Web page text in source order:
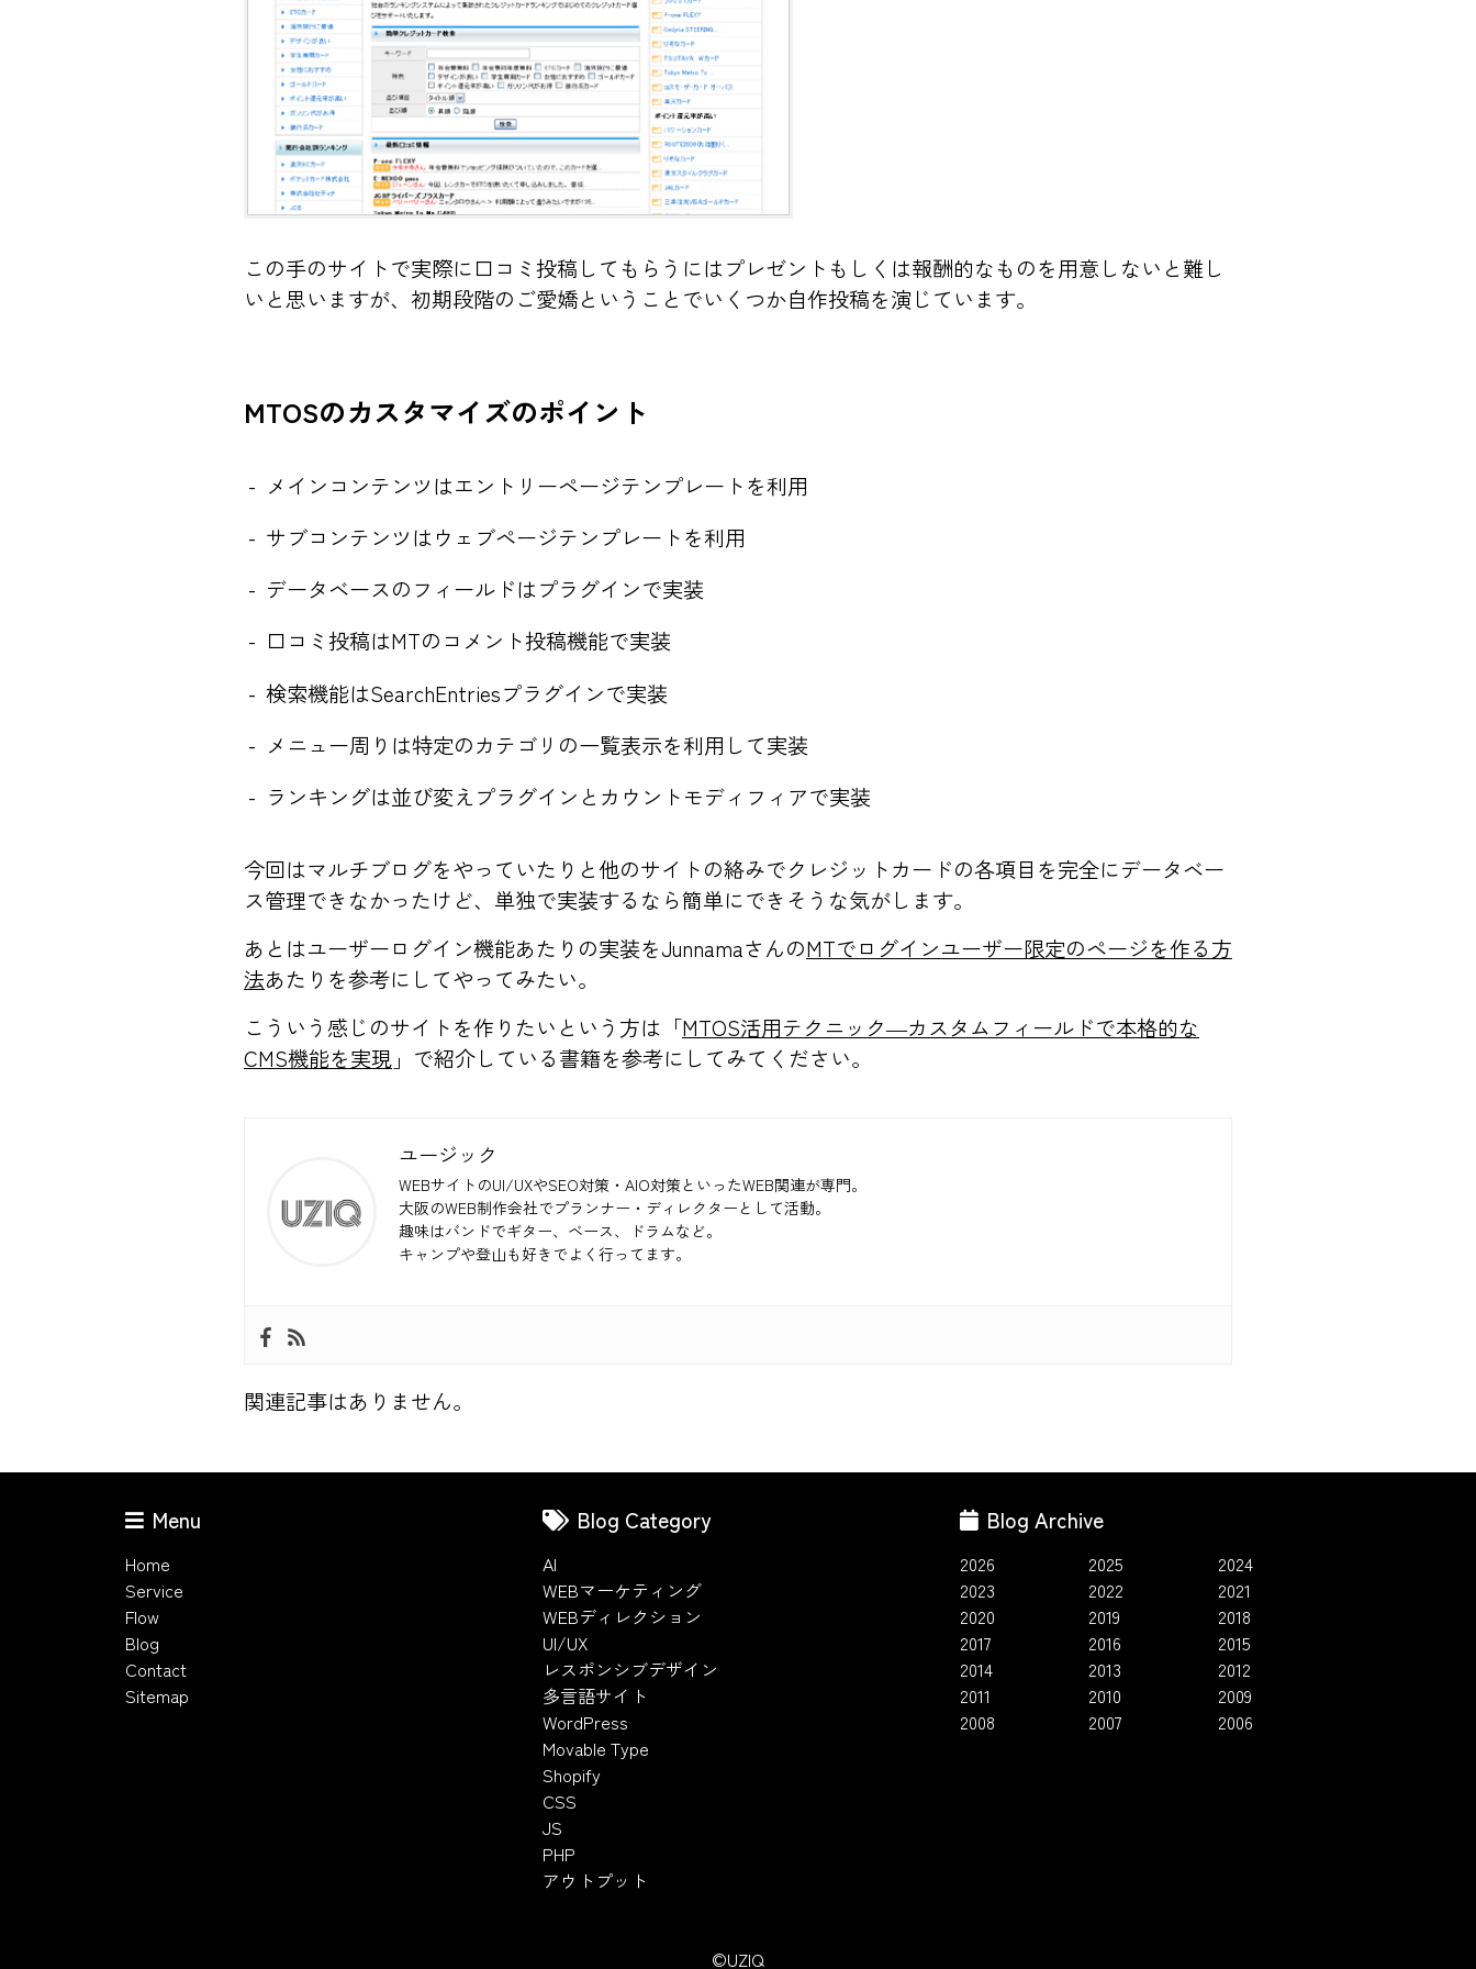
この手のサイトで実際に口コミ投稿してもらうにはプレゼントもしくは報酬的なものを用意しないと難し
いと思いますが、初期段階のご愛嬌ということでいくつか自作投稿を演じています。
MTOSのカスタマイズのポイント
メインコンテンツはエントリーページテンプレートを利用
サブコンテンツはウェブページテンプレートを利用
データベースのフィールドはプラグインで実装
口コミ投稿はMTのコメント投稿機能で実装
検索機能はSearchEntriesプラグインで実装
メニュー周りは特定のカテゴリの一覧表示を利用して実装
ランキングは並び変えプラグインとカウントモディフィアで実装
今回はマルチブログをやっていたりと他のサイトの絡みでクレジットカードの各項目を完全にデータベー
ス管理できなかったけど、単独で実装するなら簡単にできそうな気がします。
あとはユーザーログイン機能あたりの実装をJunnamaさんのMTでログインユーザー限定のページを作る方
法あたりを参考にしてやってみたい。
こういう感じのサイトを作りたいという方は「MTOS活用テクニック―カスタムフィールドで本格的な
CMS機能を実現 」で紹介している書籍を参考にしてみてください。
ユージック
WEBサイトのUI/UXやSEO対策・AIO対策といったWEB関連が専門。
大阪のWEB制作会社でプランナー・ディレクターとして活動。
趣味はバンドでギター、ベース、ドラムなど。
キャンプや登山も好きでよく行ってます。
関連記事はありません。
Menu
Home
Service
Flow
Blog
Contact
Sitemap
Blog Category
AI
WEBマーケティング
WEBディレクション
UI/UX
レスポンシブデザイン
多言語サイト
WordPress
Movable Type
Shopify
CSS
JS
PHP
アウトプット
Blog Archive
2026 2025
2024
2023
2022
2021
2020
2019
2018
2017
2016
2015
2014
2013
2012
2011
2010
2009
2008
2007 2006
©UZIQ